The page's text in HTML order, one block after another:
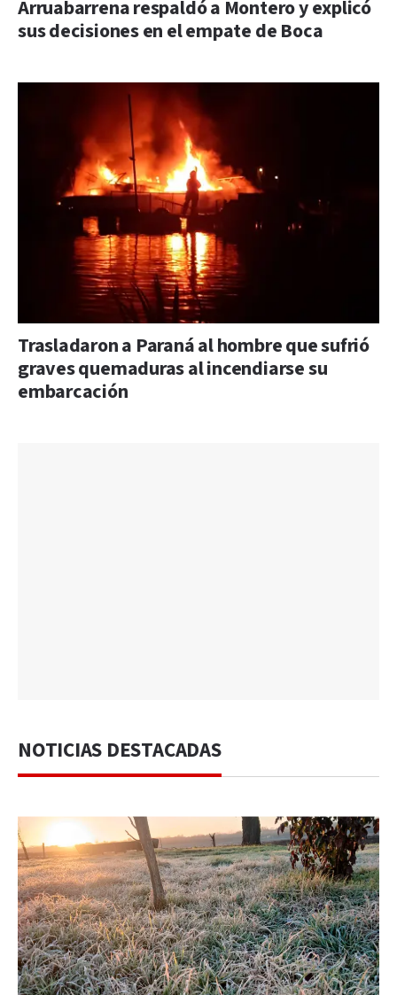
Arruabarrena respaldó a Montero y explicó
sus decisiones en el empate de Boca
Trasladaron a Paraná al hombre que sufrió
graves quemaduras al incendiarse su
embarcación
NOTICIAS DESTACADAS